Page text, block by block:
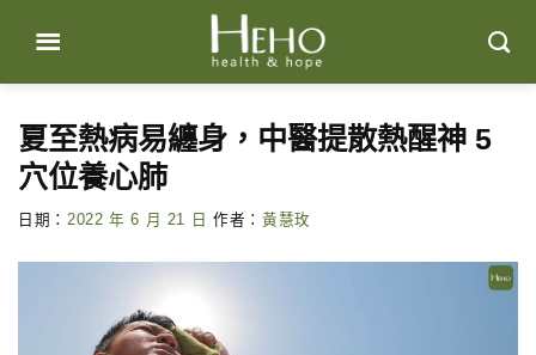
content
夏至熱病易纏身，中醫提散熱醒神 5
穴位養心肺
日期： 2022 年 6 月 21 日 作者： 黃慧玫